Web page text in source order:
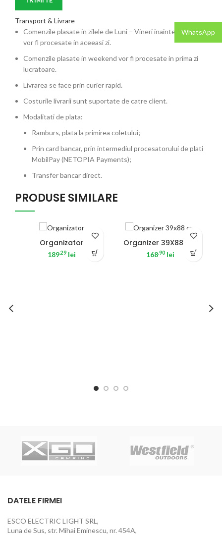
Transport & Livrare
Comenzile plasate in zilele de Luni – Vineri inainte de ora 12
vor fi procesate in aceeasi zi.
Comenzile plasate in weekend vor fi procesate in prima zi
lucratoare.
Livrarea se face prin curier rapid.
Costurile livrarii sunt suportate de catre client.
Modalitati de plata:
Ramburs, plata la primirea coletului;
Prin card bancar, prin intermediul procesatorului de plati
MobilPay (NETOPIA Payments);
Transfer bancar direct.
PRODUSE SIMILARE
Organizator
189.29 lei
Organizer 39X88 Cm
168.90 lei
DATELE FIRMEI
ESCO ELECTRIC LIGHT SRL,
Luna de Sus, str. Mihai Eminescu, nr. 454A,
WhatsApp